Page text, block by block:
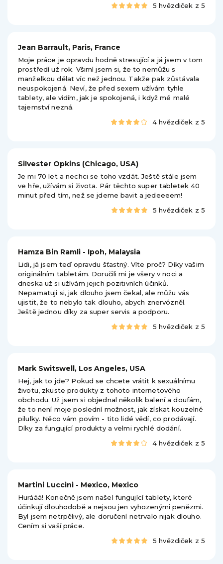
5 hvězdiček z 5
Jean Barrault, Paris, France
Moje práce je opravdu hodně stresující a já jsem v tom
prostředí už rok. Všiml jsem si, že to nemůžu s
manželkou dělat víc než jednou. Takže pak zůstávala
neuspokojená. Neví, že před sexem užívám tyhle
tablety, ale vidím, jak je spokojená, i když mé malé
tajemství nezná.
4 hvězdiček z 5
Silvester Opkins (Chicago, USA)
Je mi 70 let a nechci se toho vzdát. Ještě stále jsem
ve hře, užívám si života. Pár těchto super tabletek 40
minut před tím, než se jdeme bavit a jedeeeem!
5 hvězdiček z 5
Hamza Bin Ramli - Ipoh, Malaysia
Lidi, já jsem teď opravdu šťastný. Víte proč? Díky vašim
originálním tabletám. Doručili mi je všery v noci a
dneska už si užívám jejich pozitivních účinků.
Nepamatuji si, jak dlouho jsem čekal, ale můžu vás
ujistit, že to nebylo tak dlouho, abych znervózněl.
Ještě jednou díky za super servis a podporu.
5 hvězdiček z 5
Mark Switswell, Los Angeles, USA
Hej, jak to jde? Pokud se chcete vrátit k sexuálnímu
životu, zkuste produkty z tohoto internetového
obchodu. Už jsem si objednal několik balení a doufám,
že to není moje poslední možnost, jak získat kouzelné
pilulky. Něco vám povím - tito lidé vědí, co prodávají.
Díky za fungující produkty a velmi rychlé dodání.
4 hvězdiček z 5
Martini Luccini - Mexico, Mexico
Hurááá! Konečně jsem našel fungující tablety, které
účinkují dlouhodobě a nejsou jen vyhozenými penězmi.
Byl jsem netrpělivý, ale doručení netrvalo nijak dlouho.
Cením si vaší práce.
5 hvězdiček z 5